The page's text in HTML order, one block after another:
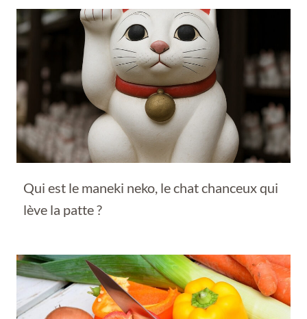
Qui est le maneki neko, le chat chanceux qui
lève la patte ?